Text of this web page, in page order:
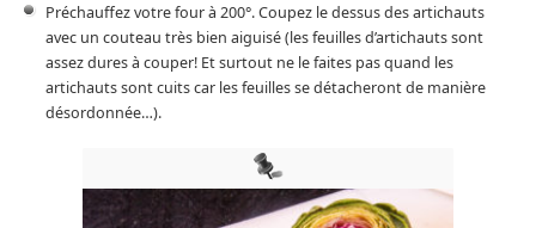
Préchauffez votre four à 200°. Coupez le dessus des artichauts
avec un couteau très bien aiguisé (les feuilles d’artichauts sont
assez dures à couper! Et surtout ne le faites pas quand les
artichauts sont cuits car les feuilles se détacheront de manière
désordonnée…).